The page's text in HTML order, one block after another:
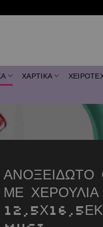
ΧΑΡΤΙΚΑ
ΜΕ
12,5Χ16,5ΕΚ